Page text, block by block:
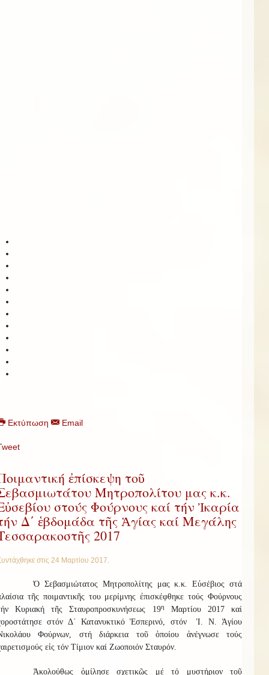
Εκτύπωση Email
ἐπίσκεψη τοῦ
Μητροπολίτου μας κ.κ.
στούς Φούρνους καί τήν Ἰκαρία
Δ΄ ἑβδομάδα τῆς Ἁγίας καί Μεγάλης
2017
στις 24 Μαρτίου 2017.
Ὁ Σεβασμιώτατος Μητροπολίτης μας κ.κ. Εὐσέβιος στά
τῆς ποιμαντικῆς του μερίμνης ἐπισκέφθηκε τούς Φούρνους
Κυριακή τῆς Σταυροπροσκυνήσεως 19ηΜαρτίου 2017 καί
στόν Δ΄ Κατανυκτικό Ἑσπερινό, στόν Ἱ. Ν. Ἁγίου
Φούρνων, στή διάρκεια τοῦ ὁποίου ἀνέγνωσε τούς
εἰς τόν Τίμιον καί Ζωοποιόν Σταυρόν.
Ἀκολούθως ὁμίλησε σχετικῶς μέ τό μυστήριον τοῦ